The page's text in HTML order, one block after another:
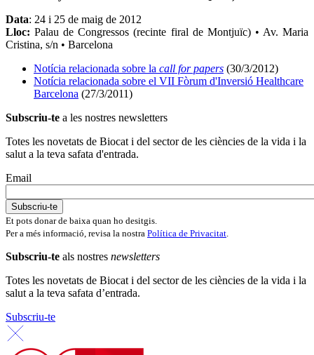
Data: 24 i 25 de maig de 2012
Lloc: Palau de Congressos (recinte firal de Montjuïc) • Av. Maria
Cristina, s/n • Barcelona
Notícia relacionada sobre la call for papers (30/3/2012)
Notícia relacionada sobre el VII Fòrum d'Inversió Healthcare
Barcelona (27/3/2011)
Subscriu-te a les nostres newsletters
Totes les novetats de Biocat i del sector de les ciències de la vida i la
salut a la teva safata d'entrada.
Email
Et pots donar de baixa quan ho desitgis.
Per a més informació, revisa la nostra Política de Privacitat.
Subscriu-te als nostres newsletters
Totes les novetats de Biocat i del sector de les ciències de la vida i la
salut a la teva safata d’entrada.
Subscriu-te